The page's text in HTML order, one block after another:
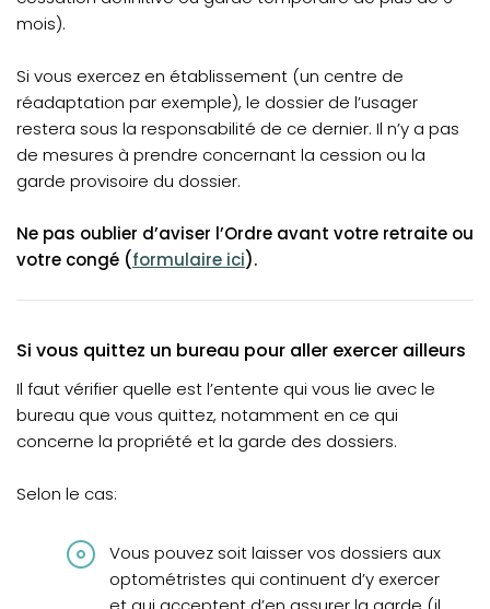
mois).
Si vous exercez en établissement (un centre de
réadaptation par exemple), le dossier de l’usager
restera sous la responsabilité de ce dernier. Il n’y a pas
de mesures à prendre concernant la cession ou la
garde provisoire du dossier.
Ne pas oublier d’aviser l’Ordre avant votre retraite ou
votre congé (formulaire ici).
Si vous quittez un bureau pour aller exercer ailleurs
Il faut vérifier quelle est l’entente qui vous lie avec le
bureau que vous quittez, notamment en ce qui
concerne la propriété et la garde des dossiers.
Selon le cas:
Vous pouvez soit laisser vos dossiers aux
optométristes qui continuent d’y exercer